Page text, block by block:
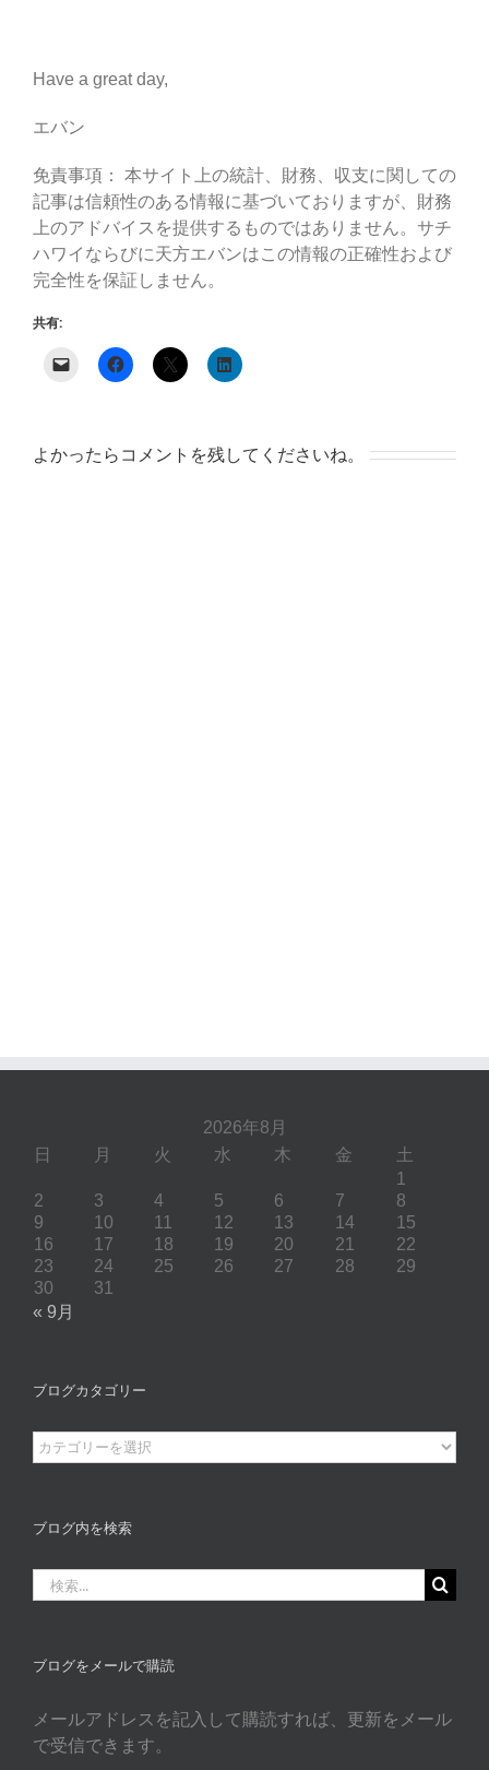
Have a great day,
エバン
免責事項： 本サイト上の統計、財務、収支に関しての
記事は信頼性のある情報に基づいておりますが、財務
上のアドバイスを提供するものではありません。サチ
ハワイならびに天方エバンはこの情報の正確性および
完全性を保証しません。
共有:
よかったらコメントを残してくださいね。
2026年8月
日 月 火 水 木 金 土
1
2
3 4 5 6 7
8
9
10 11 12 13 14
15
16
17 18 19 20 21
22
23
24 25 26 27 28
29
30
31
« 9月
ブログカタゴリー
ブ
ロ
カ
ゴ
リ
ブログ内を検索
索
ブログをメールで購読
メールアドレスを記入して購読すれば、更新をメール
で受信できます。